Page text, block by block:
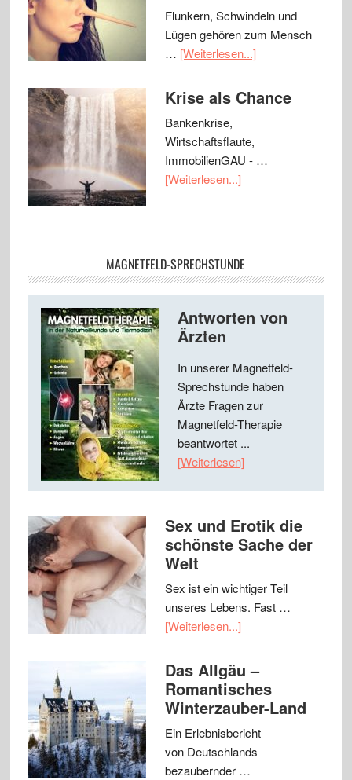
Flunkern, Schwindeln und
Lügen gehören zum Mensch
… [Weiterlesen...]
Krise als Chance
Bankenkrise,
Wirtschaftsflaute,
ImmobilienGAU - …
[Weiterlesen...]
MAGNETFELD-SPRECHSTUNDE
Antworten von
Ärzten
In unserer Magnetfeld-
Sprechstunde haben
Ärzte Fragen zur
Magnetfeld-Therapie
beantwortet ...
[Weiterlesen]
Sex und Erotik die
schönste Sache der
Welt
Sex ist ein wichtiger Teil
unseres Lebens. Fast …
[Weiterlesen...]
Das Allgäu –
Romantisches
Winterzauber-Land
Ein Erlebnisbericht
von Deutschlands
bezaubernder …